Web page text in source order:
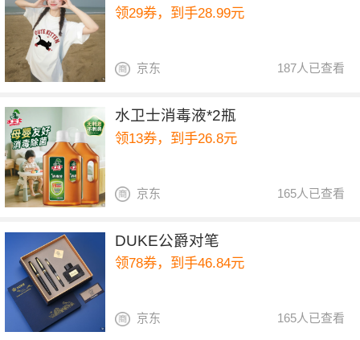
领29券，到手28.99元
187人已查看
京东
水卫士消毒液*2瓶
领13券，到手26.8元
165人已查看
京东
DUKE公爵对笔
领78券，到手46.84元
165人已查看
京东